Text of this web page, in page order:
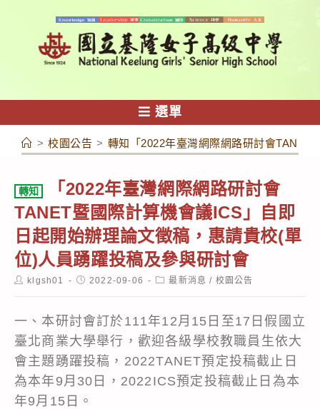
容
選單
> 校園公告 > 轉知「2022年臺灣網際網路研討會TANET
轉知
「2022年臺灣網際網路研討會
TANET暨國際計算機會議ICS」自即
日起開始辦理論文徵稿，惠請貴校(單
位)人員踴躍投稿及參與研討會
Postklgsh01
Post2022-09-06
Post最新消息 / 校園公告
一、本研討會訂於111年12月15日至17日假國立
臺北商業大學舉行，歡迎各級學校教職員生依大
會主題踴躍投稿，2022TANET預定投稿截止日
為本年9月30日，2022ICS預定投稿截止日為本
年9月15日。